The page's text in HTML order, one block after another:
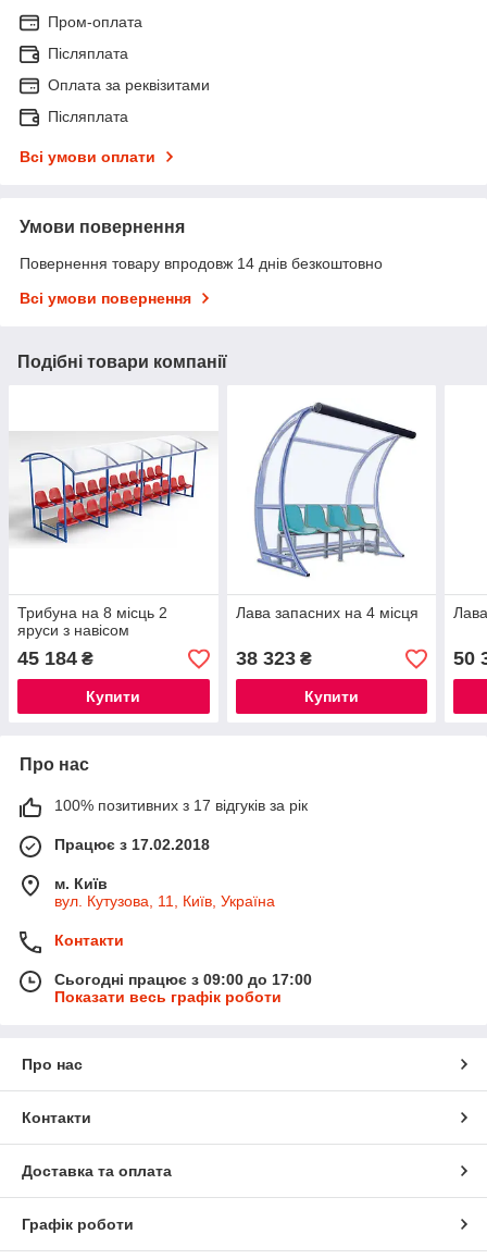
Пром-оплата
Післяплата
Оплата за реквізитами
Післяплата
Всі умови оплати
Умови повернення
Повернення товару впродовж 14 днів безкоштовно
Всі умови повернення
Подібні товари компанії
Трибуна на 8 місць 2
яруси з навісом
45 184 ₴
Купити
Лава запасних на 4 місця
38 323₴
Купити
50
Про нас
100% позитивних з 17 відгуків за рік
Працює з 17.02.2018
м. Київ
вул. Кутузова, 11, Київ, Україна
Контакти
Сьогодні працює з 09:00 до 17:00
Показати весь графік роботи
Про нас
Контакти
Доставка та оплата
Графік роботи